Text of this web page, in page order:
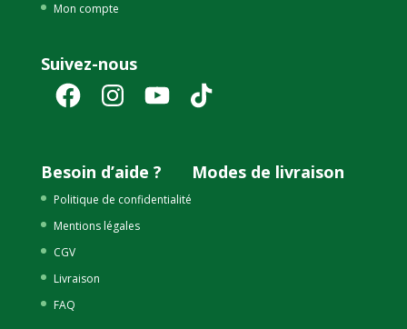
Mon compte
Suivez-nous
FacebookInstagramYouTube TikTok
Besoin d’aide ?
Politique de confidentialité
Mentions légales
CGV
Livraison
FAQ
Modes de livraison